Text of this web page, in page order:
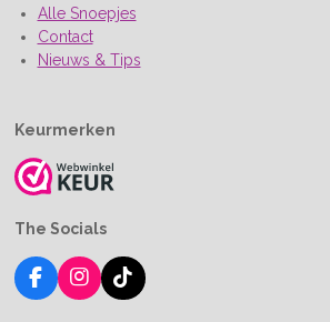
Alle Snoepjes
Contact
Nieuws & Tips
Keurmerken
The Socials
F
a
I
n
T
i